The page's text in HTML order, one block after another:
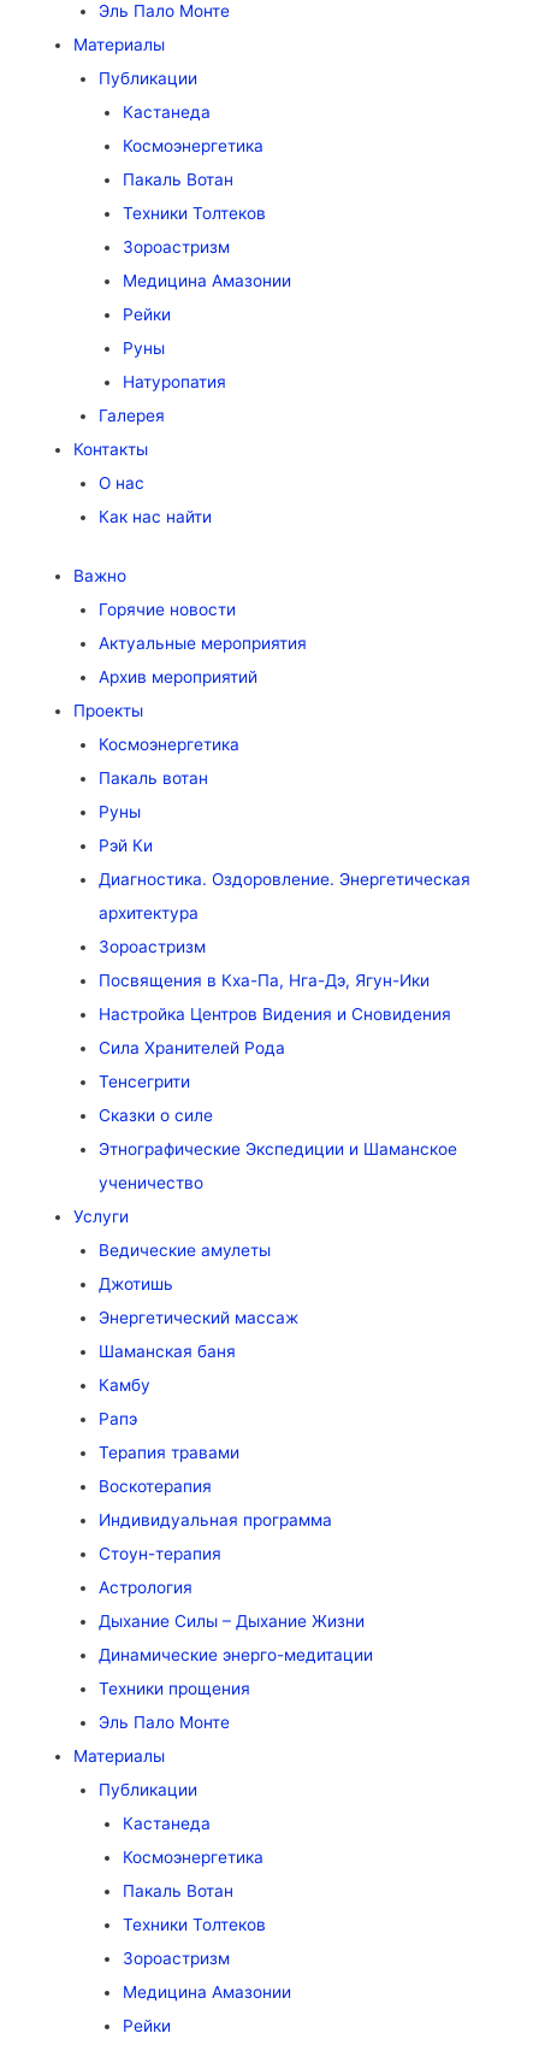
Эль Пало Монте
Материалы
Публикации
Кастанеда
Космоэнергетика
Пакаль Вотан
Техники Толтеков
Зороастризм
Медицина Амазонии
Рейки
Руны
Натуропатия
Галерея
Контакты
О нас
Как нас найти
Важно
Горячие новости
Актуальные мероприятия
Архив мероприятий
Проекты
Космоэнергетика
Пакаль вотан
Руны
Рэй Ки
Диагностика. Оздоровление. Энергетическая
архитектура
Зороастризм
Посвящения в Кха-Па, Нга-Дэ, Ягун-Ики
Настройка Центров Видения и Сновидения
Сила Хранителей Рода
Тенсегрити
Сказки о силе
Этнографические Экспедиции и Шаманское
ученичество
Услуги
Ведические амулеты
Джотишь
Энергетический массаж
Шаманская баня
Камбу
Рапэ
Терапия травами
Воскотерапия
Индивидуальная программа
Стоун-терапия
Астрология
Дыхание Силы – Дыхание Жизни
Динамические энерго-медитации
Техники прощения
Эль Пало Монте
Материалы
Публикации
Кастанеда
Космоэнергетика
Пакаль Вотан
Техники Толтеков
Зороастризм
Медицина Амазонии
Рейки